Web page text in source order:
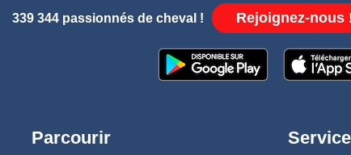
339 344 passionnés de cheval ! Rejoignez-nous
Parcourir